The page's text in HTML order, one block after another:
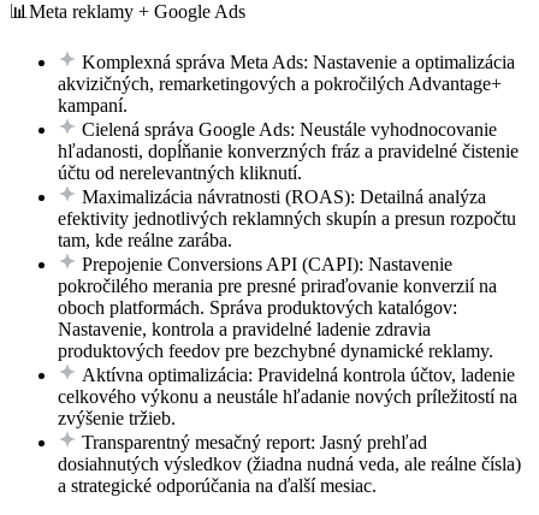
📊Meta reklamy + Google Ads
Komplexná správa Meta Ads: Nastavenie a optimalizácia
akvizičných, remarketingových a pokročilých Advantage+
kampaní.
Cielená správa Google Ads: Neustále vyhodnocovanie
hľadanosti, dopĺňanie konverzných fráz a pravidelné čistenie
účtu od nerelevantných kliknutí.
Maximalizácia návratnosti (ROAS): Detailná analýza
efektivity jednotlivých reklamných skupín a presun rozpočtu
tam, kde reálne zarába.
Prepojenie Conversions API (CAPI): Nastavenie
pokročilého merania pre presné priraďovanie konverzií na
oboch platformách. Správa produktových katalógov:
Nastavenie, kontrola a pravidelné ladenie zdravia
produktových feedov pre bezchybné dynamické reklamy.
Aktívna optimalizácia: Pravidelná kontrola účtov, ladenie
celkového výkonu a neustále hľadanie nových príležitostí na
zvýšenie tržieb.
Transparentný mesačný report: Jasný prehľad
dosiahnutých výsledkov (žiadna nudná veda, ale reálne čísla)
a strategické odporúčania na ďalší mesiac.